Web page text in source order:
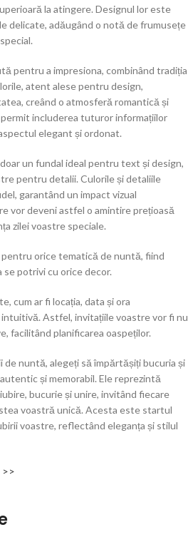
la atingere. Designul lor este
delicate, adăugând o notă de frumusețe
pentru a impresiona, combinând tradiția
atent alese pentru design,
creând o atmosferă romantică și
includerea tuturor informațiilor
elegant și ordonat.
un fundal ideal pentru text și design,
pentru detalii. Culorile și detaliile
garantând un impact vizual
vor deveni astfel o amintire prețioasă
zilei voastre speciale.
orice tematică de nuntă, fiind
potrivi cu orice decor.
cum ar fi locația, data și ora
Astfel, invitațiile voastre vor fi nu
facilitând planificarea oaspeților.
nuntă, alegeți să împărtășiți bucuria și
și memorabil. Ele reprezintă
bucurie și unire, invitând fiecare
voastră unică. Acesta este startul
voastre, reflectând eleganța și stilul
>>